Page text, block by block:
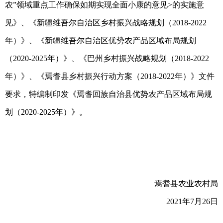
农”领域重点工作确保如期实现全面小康的意见>的实施意
见》、《新疆维吾尔自治区乡村振兴战略规划（2018-2022
年）》、《新疆维吾尔自治区优势农产品区域布局规划
（2020-2025年）》、《巴州乡村振兴战略规划（2018-2022
年）》、《焉耆县乡村振兴行动方案（2018-2022年）》文件
要求，特编制印发《焉耆回族自治县优势农产品区域布局规
划（2020-2025年）》。
焉耆县农业农村局
2021年7月26日